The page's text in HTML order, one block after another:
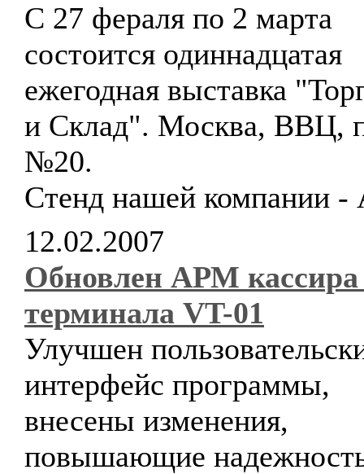
С 27 фераля по 2 марта
состоится одиннадцатая
ежегодная выставка
и Склад". Москва, ВВЦ,
№20.
Стенд нашей компании -
12.02.2007
Обновлен АРМ кассира
терминала VT-01
Улучшен
интерфейс программы,
внесены изменения,
повышающие